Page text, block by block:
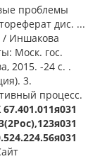
проблемы
дис. ...
/ Иншакова
Моск. гос.
2015. -24 с. .
3.
процесс.